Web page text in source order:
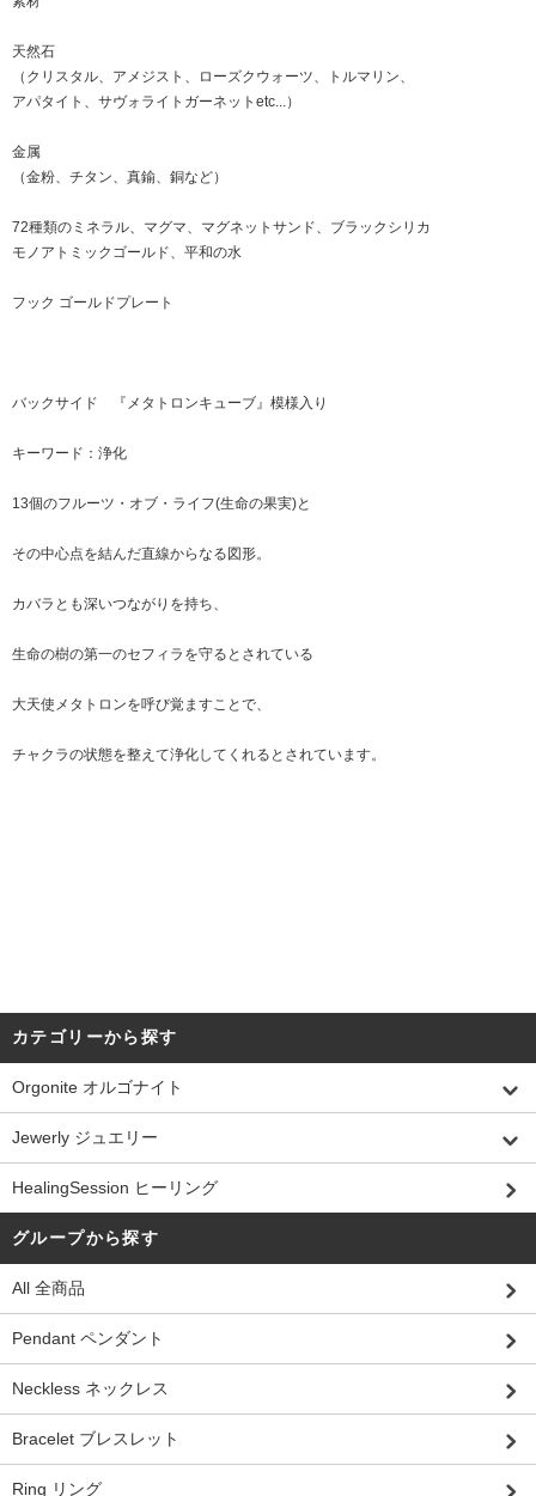
天然石
（クリスタル、アメジスト、ローズクウォーツ、トルマリン、
アパタイト、サヴォライトガーネットetc...）
金属
（金粉、チタン、真鍮、銅など）
72種類のミネラル、マグマ、マグネットサンド、ブラックシリカ
モノアトミックゴールド、平和の水
フック ゴールドプレート
バックサイド 『メタトロンキューブ』模様入り
キーワード：浄化
13個のフルーツ・オブ・ライフ(生命の果実)と
その中心点を結んだ直線からなる図形。
カバラとも深いつながりを持ち、
生命の樹の第一のセフィラを守るとされている
大天使メタトロンを呼び覚ますことで、
チャクラの状態を整えて浄化してくれるとされています。
カテゴリーから探す
Orgonite オルゴナイト
Jewerly ジュエリー
HealingSession ヒーリング
グループから探す
All 全商品
Pendant ペンダント
Neckless ネックレス
Bracelet ブレスレット
Ring リング